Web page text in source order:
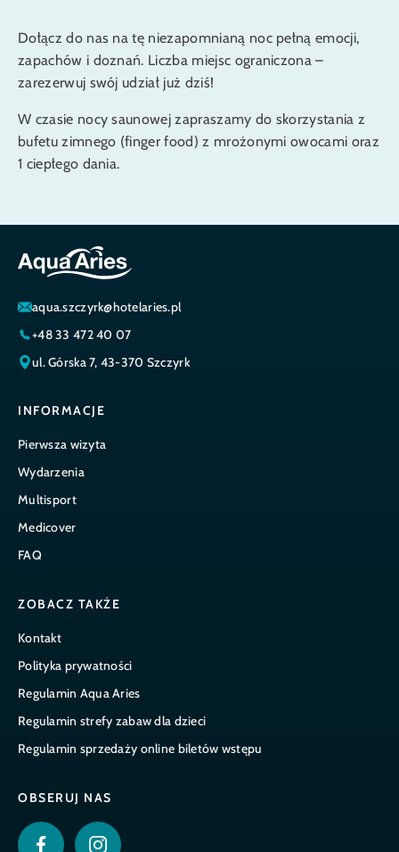
Dołącz do nas na tę niezapomnianą noc pełną emocji,
zapachów i doznań. Liczba miejsc ograniczona –
zarezerwuj swój udział już dziś!
W czasie nocy saunowej zapraszamy do skorzystania z
bufetu zimnego (finger food) z mrożonymi owocami oraz
1 ciepłego dania.
aqua.szczyrk@hotelaries.pl
+48 33 472 40 07
ul. Górska 7, 43-370 Szczyrk
INFORMACJE
Pierwsza wizyta
Wydarzenia
Multisport
Medicover
FAQ
ZOBACZ TAKŻE
Kontakt
Polityka prywatności
Regulamin Aqua Aries
Regulamin strefy zabaw dla dzieci
Regulamin sprzedaży online biletów wstępu
OBSERUJ NAS